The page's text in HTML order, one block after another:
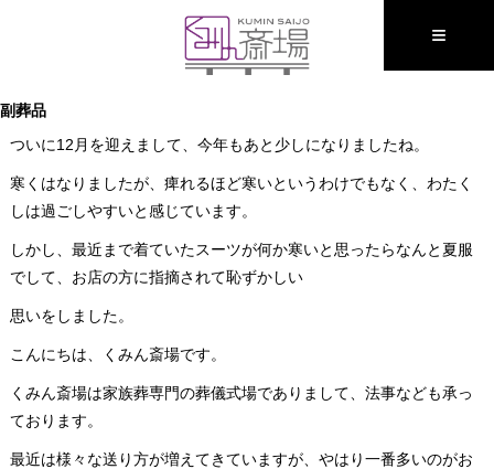
≡
副葬品
ついに12月を迎えまして、今年もあと少しになりましたね。
寒くはなりましたが、痺れるほど寒いというわけでもなく、わたく
しは過ごしやすいと感じています。
しかし、最近まで着ていたスーツが何か寒いと思ったらなんと夏服
でして、お店の方に指摘されて恥ずかしい
思いをしました。
こんにちは、くみん斎場です。
くみん斎場は家族葬専門の葬儀式場でありまして、法事なども承っ
ております。
最近は様々な送り方が増えてきていますが、やはり一番多いのがお